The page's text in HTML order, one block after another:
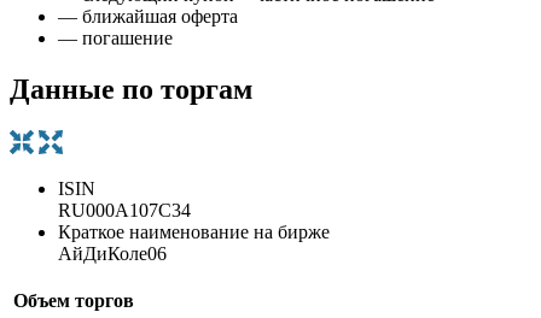
— ближайшая оферта
— погашение
Данные по торгам
ISIN
RU000A107C34
Краткое наименование на бирже
АйДиКоле06
Объем торгов